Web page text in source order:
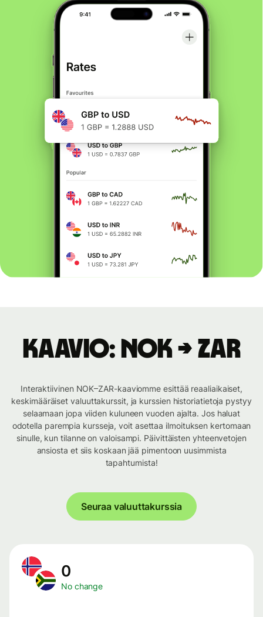
Kaavio: NOK → ZAR
Interaktiivinen NOK–ZAR-kaaviomme esittää reaaliaikaiset,
keskimääräiset valuuttakurssit, ja kurssien historiatietoja pystyy
selaamaan jopa viiden kuluneen vuoden ajalta. Jos haluat
odotella parempia kursseja, voit asettaa ilmoituksen kertomaan
sinulle, kun tilanne on valoisampi. Päivittäisten yhteenvetojen
ansiosta et siis koskaan jää pimentoon uusimmista
tapahtumista!
Seuraa valuuttakurssia
0
No change